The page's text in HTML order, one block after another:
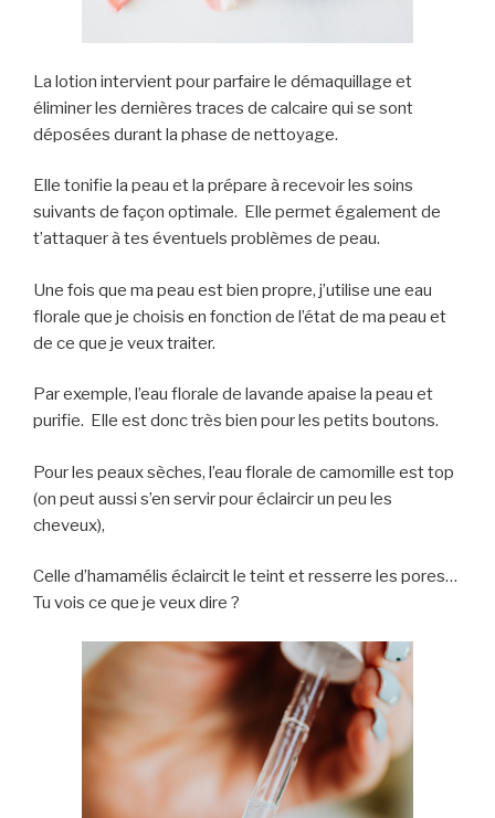
La lotion intervient pour parfaire le démaquillage et
éliminer les dernières traces de calcaire qui se sont
déposées durant la phase de nettoyage.
Elle tonifie la peau et la prépare à recevoir les soins
suivants de façon optimale. Elle permet également de
t’attaquer à tes éventuels problèmes de peau.
Une fois que ma peau est bien propre, j’utilise une eau
florale que je choisis en fonction de l’état de ma peau et
de ce que je veux traiter.
Par exemple, l’eau florale de lavande apaise la peau et
purifie. Elle est donc très bien pour les petits boutons.
Pour les peaux sèches, l’eau florale de camomille est top
(on peut aussi s’en servir pour éclaircir un peu les
cheveux),
Celle d’hamamélis éclaircit le teint et resserre les pores…
Tu vois ce que je veux dire ?